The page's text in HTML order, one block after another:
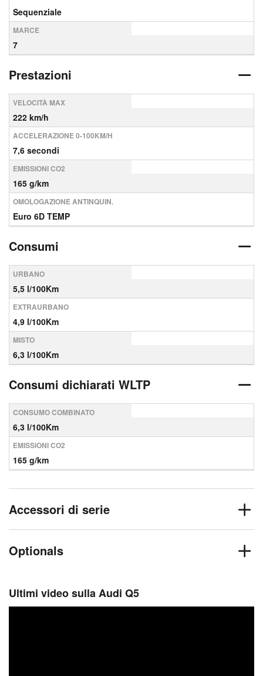
Sequenziale
MARCE
7
Prestazioni
VELOCITÀ MAX
222 km/h
ACCELERAZIONE 0-100KM/H
7,6 secondi
EMISSIONI CO2
165 g/km
OMOLOGAZIONE ANTINQUIN.
Euro 6D TEMP
Consumi
URBANO
5,5 l/100Km
EXTRAURBANO
4,9 l/100Km
MISTO
6,3 l/100Km
Consumi dichiarati WLTP
CONSUMO COMBINATO
6,3 l/100Km
EMISSIONI CO2
165 g/km
Accessori di serie
Optionals
Ultimi video sulla Audi Q5